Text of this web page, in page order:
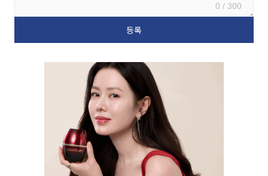
0 / 300